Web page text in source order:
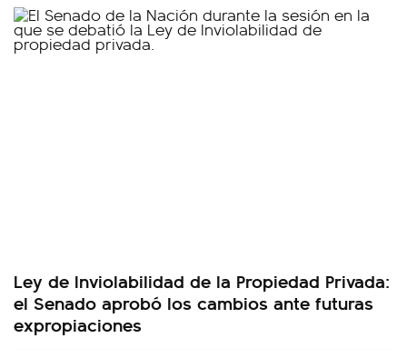
Ley de Inviolabilidad de la Propiedad Privada:
el Senado aprobó los cambios ante futuras
expropiaciones